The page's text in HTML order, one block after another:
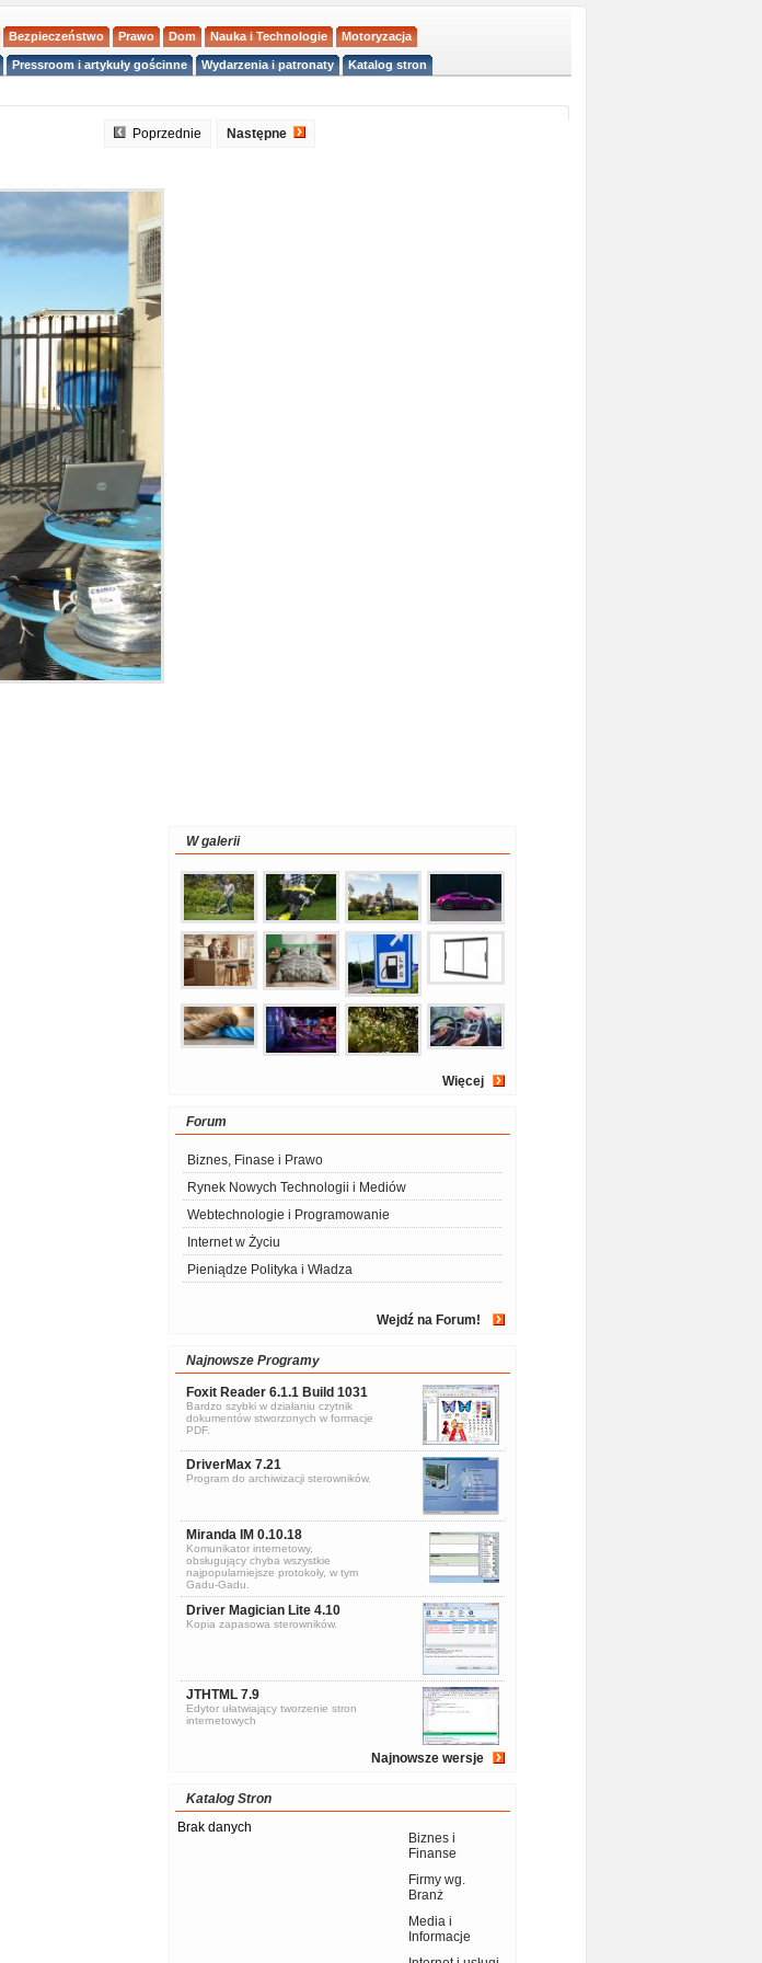
Bezpieczeństwo Prawo Dom Nauka i Technologie Motoryzacja
Pressroom i artykuły gościnne Wydarzenia i patronaty Katalog stron
Poprzednie Następne
W galerii
Więcej
Forum
Biznes, Finase i Prawo
Rynek Nowych Technologii i Mediów
Webtechnologie i Programowanie
Internet w Życiu
Pieniądze Polityka i Władza
Wejdź na Forum!
Najnowsze Programy
Foxit Reader 6.1.1 Build 1031
Bardzo szybki w działaniu czytnik
dokumentów stworzonych w formacje
PDF.
DriverMax 7.21
Program do archiwizacji sterowników.
Miranda IM 0.10.18
Komunikator internetowy,
obsługujący chyba wszystkie
najpopularniejsze protokoły, w tym
Gadu-Gadu.
Driver Magician Lite 4.10
Kopia zapasowa sterowników.
JTHTML 7.9
Edytor ułatwiający tworzenie stron
internetowych
Najnowsze wersje
Katalog Stron
Brak danych
Biznes i
Finanse
Firmy wg.
Branż
Media i
Informacje